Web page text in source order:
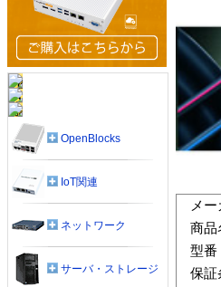
メ
商品
型番
保証
OpenBlocks
IoT関連
ネットワーク
サーバ・ストレージ